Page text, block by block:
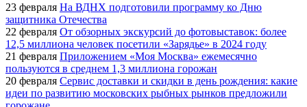
23 февраля На ВДНХ подготовили программу ко Дню
защитника Отечества
22 февраля От обзорных экскурсий до фотовыставок: более
12,5 миллиона человек посетили «Зарядье» в 2024 году
21 февраля Приложением «Моя Москва» ежемесячно
пользуются в среднем 1,3 миллиона горожан
20 февраля Сервис доставки и скидки в день рождения: какие
идеи по развитию московских рыбных рынков предложили